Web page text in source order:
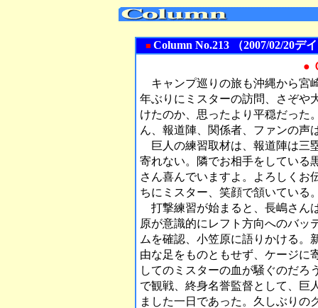
■ Column No.213 （2007/02/20デ
●
キャンプ巡りの旅も沖縄から宮
年ぶりにミスターの訪問、さぞや
けたのか、思ったより平穏だった
ん、報道陣、関係者、ファンの声
巨人の練習取材は、報道陣は三
寄れない。隣でお相手をしている
さん喜んでいますよ。よろしくお
ちにミスター、笑顔で頷いている
打撃練習が始まると、長嶋さん
原が意識的にレフト方向へのバッ
ムを確認、小笠原に語りかける。
由な足をものともせず、ケージに
してのミスターの血が騒ぐのだろ
で観戦、終身名誉監督として、巨
ました一日であった。久しぶりの